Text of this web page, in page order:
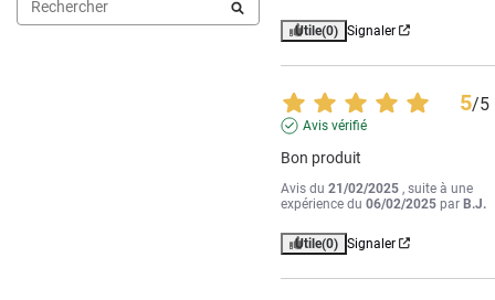
Utile(0) Signaler
5/5
Avis vérifié
Bon produit
Avis du21/02/2025 , suite à une
expérience du06/02/2025 parB.J.
Utile(0) Signaler